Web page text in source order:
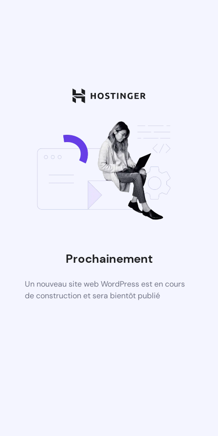
Prochainement
Un nouveau site web WordPress est en cours
de construction et sera bientôt publié